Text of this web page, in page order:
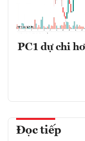
PC1 dự chi
Đọc tiếp